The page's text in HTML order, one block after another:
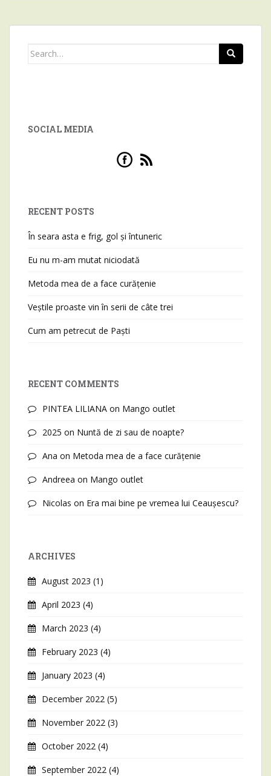
Search for:
SOCIAL MEDIA
RECENT POSTS
În seara asta e frig, gol și întuneric
Eu nu m-am mutat niciodată
Metoda mea de a face curățenie
Veștile proaste vin în serii de câte trei
Cum am petrecut de Paști
RECENT COMMENTS
PINTEA LILIANA on Mango outlet
2025 on Nuntă de zi sau de noapte?
Ana on Metoda mea de a face curățenie
Andreea on Mango outlet
Nicolas on Era mai bine pe vremea lui Ceaușescu?
ARCHIVES
August 2023 (1)
April 2023 (4)
March 2023 (4)
February 2023 (4)
January 2023 (4)
December 2022 (5)
November 2022 (3)
October 2022 (4)
September 2022 (4)